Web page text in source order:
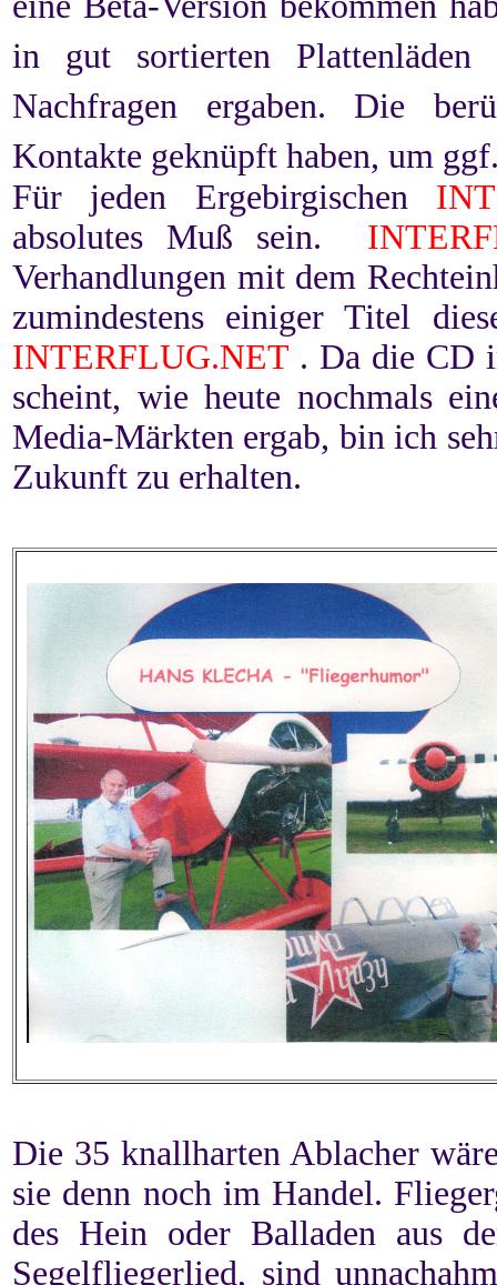
in gut sortierten
Nachfragen ergaben. Die
Kontakte geknüpft haben, um
Für jeden Ergebirgischen
absolutes Muß sein.
Verhandlungen mit dem
zumindestens einiger Titel
INTERFLUG.NET . Da die CD
scheint, wie heute nochmals
Media-Märkten ergab, bin ich
Zukunft zu erhalten.
Die 35 knallharten Ablacher
sie denn noch im Handel.
des Hein oder Balladen aus
Segelfliegerlied, sind